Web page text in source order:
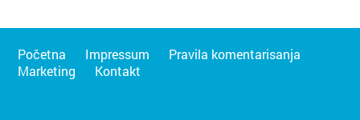
Početna Impressum
Pravila komentarisanja
Marketing
Kontakt